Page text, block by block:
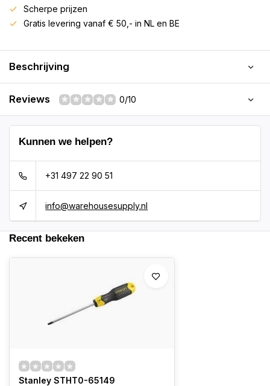
Scherpe prijzen
Gratis levering vanaf € 50,- in NL en BE
Beschrijving
Reviews 0/10
Kunnen we helpen?
+31 497 22 90 51
info@warehousesupply.nl
Recent bekeken
Stanley STHT0-65149